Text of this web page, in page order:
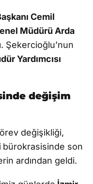
Cemil
Müdürü Arda
Şekercioğlu’nun
Yardımcısı
değişim
değişikliği,
bürokrasisinde son
ardından geldi.